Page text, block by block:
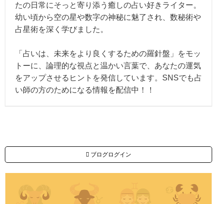
たの日常にそっと寄り添う癒しの占い好きライター。
幼い頃から空の星や数字の神秘に魅了され、数秘術や
占星術を深く学びました。
「占いは、未来をより良くするための羅針盤」をモッ
トーに、論理的な視点と温かい言葉で、あなたの運気
をアップさせるヒントを発信しています。SNSでも占
い師の方のためになる情報を配信中！！
ブログログイン